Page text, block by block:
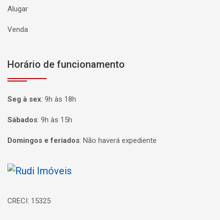
Alugar
Venda
Horário de funcionamento
Seg à sex: 9h às 18h
Sábados: 9h às 15h
Domingos e feriados: Não haverá expediente
Página inicial
CRECI: 15325